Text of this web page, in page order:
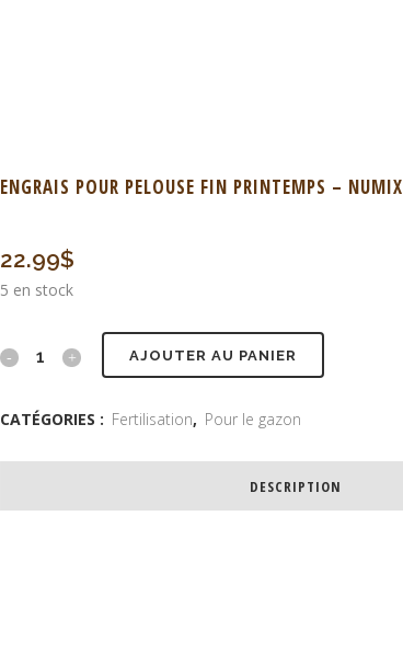
ENGRAIS POUR PELOUSE FIN PRINTEMPS – NUMIX
22.99$
5 en stock
AJOUTER AU PANIER
CATÉGORIES : Fertilisation, Pour le gazon
DESCRIPTION